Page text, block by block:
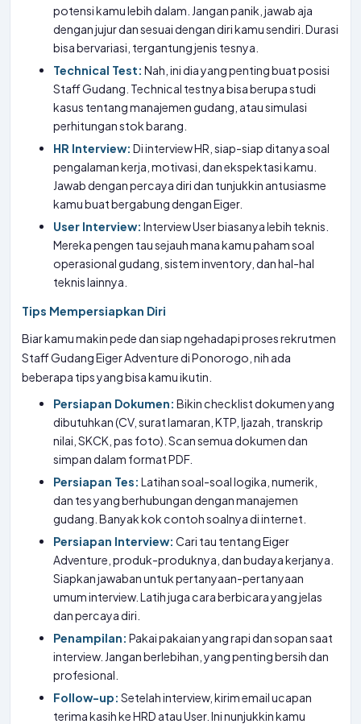
potensi kamu lebih dalam. Jangan panik, jawab aja
dengan jujur dan sesuai dengan diri kamu sendiri. Durasi
bisa bervariasi, tergantung jenis tesnya.
Technical Test: Nah, ini dia yang penting buat posisi
Staff Gudang. Technical testnya bisa berupa studi
kasus tentang manajemen gudang, atau simulasi
perhitungan stok barang.
HR Interview: Di interview HR, siap-siap ditanya soal
pengalaman kerja, motivasi, dan ekspektasi kamu.
Jawab dengan percaya diri dan tunjukkin antusiasme
kamu buat bergabung dengan Eiger.
User Interview: Interview User biasanya lebih teknis.
Mereka pengen tau sejauh mana kamu paham soal
operasional gudang, sistem inventory, dan hal-hal
teknis lainnya.
Tips Mempersiapkan Diri
Biar kamu makin pede dan siap ngehadapi proses rekrutmen
Staff Gudang Eiger Adventure di Ponorogo, nih ada
beberapa tips yang bisa kamu ikutin.
Persiapan Dokumen: Bikin checklist dokumen yang
dibutuhkan (CV, surat lamaran, KTP, Ijazah, transkrip
nilai, SKCK, pas foto). Scan semua dokumen dan
simpan dalam format PDF.
Persiapan Tes: Latihan soal-soal logika, numerik,
dan tes yang berhubungan dengan manajemen
gudang. Banyak kok contoh soalnya di internet.
Persiapan Interview: Cari tau tentang Eiger
Adventure, produk-produknya, dan budaya kerjanya.
Siapkan jawaban untuk pertanyaan-pertanyaan
umum interview. Latih juga cara berbicara yang jelas
dan percaya diri.
Penampilan: Pakai pakaian yang rapi dan sopan saat
interview. Jangan berlebihan, yang penting bersih dan
profesional.
Follow-up: Setelah interview, kirim email ucapan
terima kasih ke HRD atau User. Ini nunjukkin kamu